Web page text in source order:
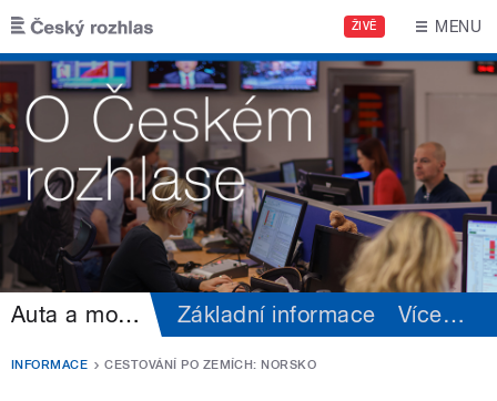
Přejít k hlavnímu obsahu
ŽIVĚ MENU
Auta a motorismus Základní informace Více…
INFORMACE CESTOVÁNÍ PO ZEMÍCH: NORSKO